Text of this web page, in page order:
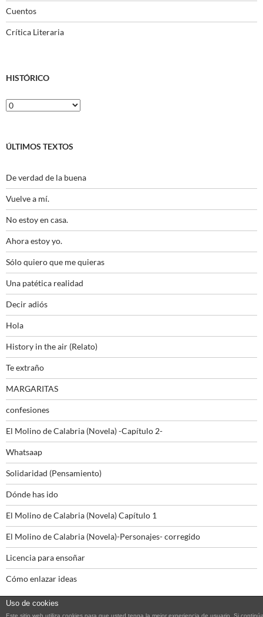
Cuentos
Crítica Literaria
HISTÓRICO
Histórico
ÚLTIMOS TEXTOS
De verdad de la buena
Vuelve a mí.
No estoy en casa.
Ahora estoy yo.
Sólo quiero que me quieras
Una patética realidad
Decir adiós
Hola
History in the air (Relato)
Te extraño
MARGARITAS
confesiones
El Molino de Calabria (Novela) -Capítulo 2-
Whatsaap
Solidaridad (Pensamiento)
Dónde has ido
El Molino de Calabria (Novela) Capítulo 1
El Molino de Calabria (Novela)-Personajes- corregido
Licencia para ensoñar
Cómo enlazar ideas
Uso de cookies
Este sitio web utiliza cookies para que usted tenga la mejor experiencia de usuario. Si